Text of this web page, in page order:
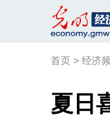
首页 > 经济
夏日